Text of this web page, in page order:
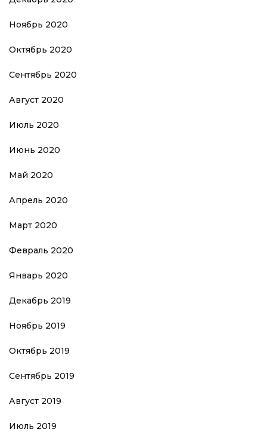
Ноябрь 2020
Октябрь 2020
Сентябрь 2020
Август 2020
Июль 2020
Июнь 2020
Май 2020
Апрель 2020
Март 2020
Февраль 2020
Январь 2020
Декабрь 2019
Ноябрь 2019
Октябрь 2019
Сентябрь 2019
Август 2019
Июль 2019